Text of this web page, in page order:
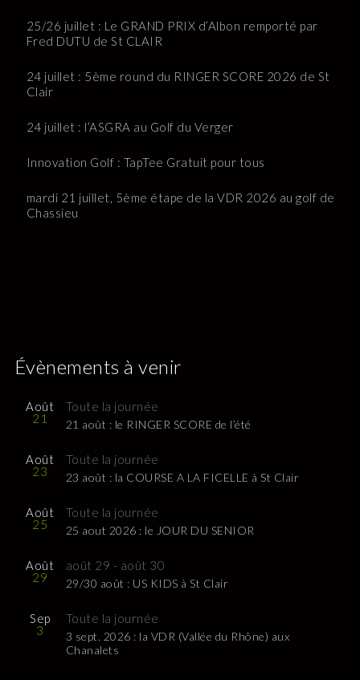
25/26 juillet : Le GRAND PRIX d’Albon remporté par
Fred DUTU de St CLAIR
24 juillet : 5ème round du RINGER SCORE 2026 de St
Clair
24 juillet : l’ASGRA au Golf du Verger
Innovation Golf : TapTee Gratuit pour tous
mardi 21 juillet, 5ème étape de la VDR 2026 au golf de
Chassieu
Évènements à venir
Août
21
Toute la journée
21 août : le RINGER SCORE de l’été
Août
23
Toute la journée
23 août : la COURSE A LA FICELLE à St Clair
Août
25
Toute la journée
25 aout 2026 : le JOUR DU SENIOR
Août
29
août 29 - août 30
29/30 août : US KIDS à St Clair
Sep
3
Toute la journée
3 sept. 2026 : la VDR (Vallée du Rhône) aux
Chanalets